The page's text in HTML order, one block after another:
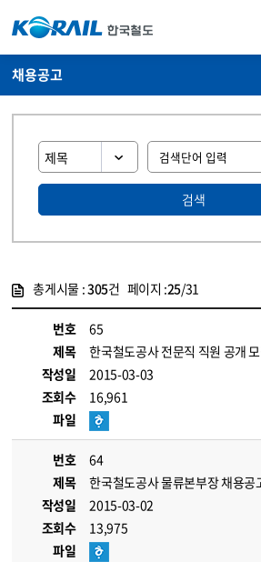
채용공고
검색
총게시물 :305건 페이지 :25/31
번호
65
제목
한국철도공사 전문직 직원 공개
작성일
2015-03-03
조회수
16,961
파일
번호
64
제목
한국철도공사 물류본부장 채용
작성일
2015-03-02
조회수
13,975
파일